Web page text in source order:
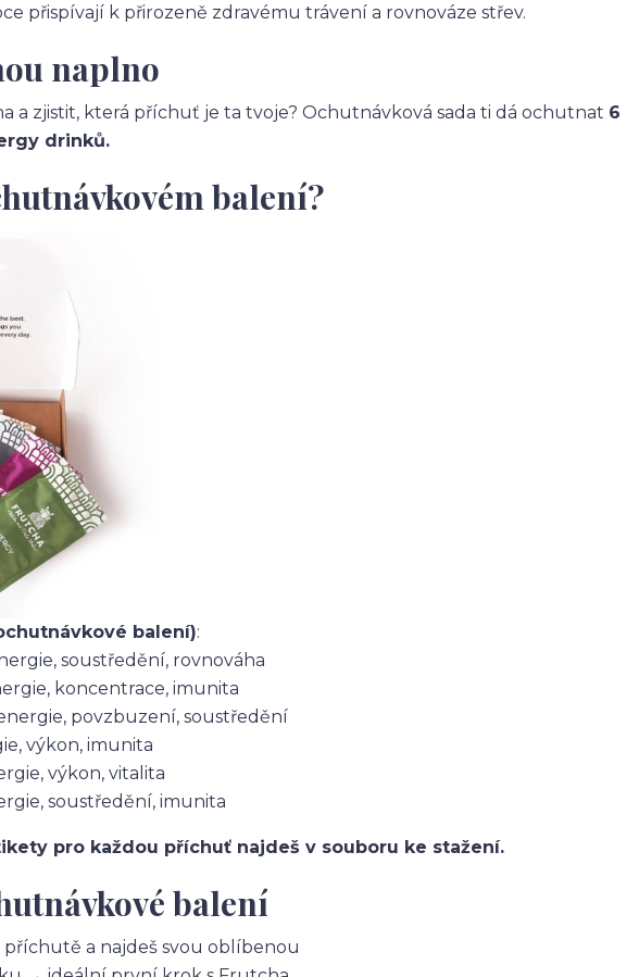
přispívají k přirozeně zdravému trávení a rovnováze střev.
naplno
a zjistit, která příchuť je ta tvoje? Ochutnávková sada ti dá ochutnat 6
drinků.
balení?
balení):
soustředění, rovnováha
koncentrace, imunita
povzbuzení, soustředění
výkon, imunita
výkon, vitalita
soustředění, imunita
pro každou příchuť najdeš v souboru ke stažení.
balení
a najdeš svou oblíbenou